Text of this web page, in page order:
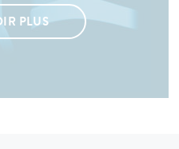
PLUS